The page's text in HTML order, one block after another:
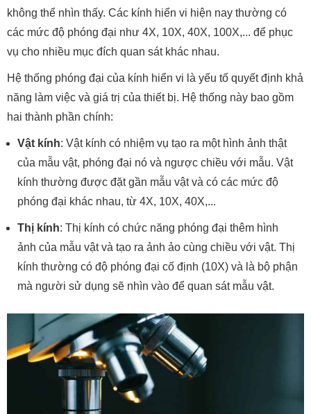
không thể nhìn thấy. Các kính hiển vi hiện nay thường có
các mức độ phóng đại như 4X, 10X, 40X, 100X,... để phục
vụ cho nhiều mục đích quan sát khác nhau.
Hệ thống phóng đại của kính hiển vi là yếu tố quyết định khả
năng làm việc và giá trị của thiết bị. Hệ thống này bao gồm
hai thành phần chính:
Vật kính: Vật kính có nhiệm vụ tạo ra một hình ảnh thật
của mẫu vật, phóng đại nó và ngược chiều với mẫu. Vật
kính thường được đặt gần mẫu vật và có các mức độ
phóng đại khác nhau, từ 4X, 10X, 40X,...
Thị kính: Thị kính có chức năng phóng đại thêm hình
ảnh của mẫu vật và tạo ra ảnh ảo cùng chiều với vật. Thị
kính thường có độ phóng đại cố định (10X) và là bộ phận
mà người sử dụng sẽ nhìn vào để quan sát mẫu vật.